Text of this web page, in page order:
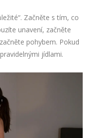
Začněte s tím, co
unavení, začněte
pohybem. Pokud
jídlami.